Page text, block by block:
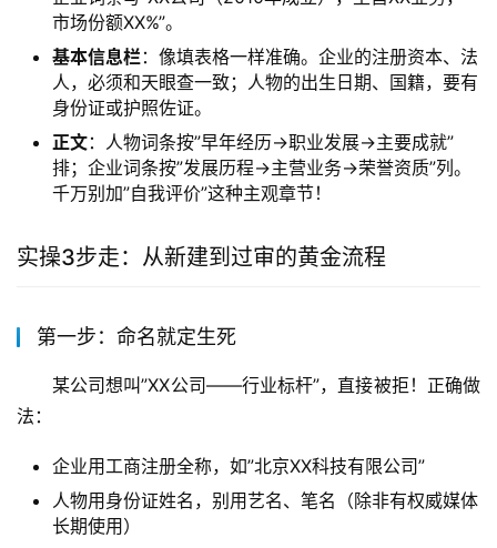
市场份额XX%”。
基本信息栏：像填表格一样准确。企业的注册资本、法
人，必须和天眼查一致；人物的出生日期、国籍，要有
身份证或护照佐证。
正文：人物词条按”早年经历→职业发展→主要成就”
排；企业词条按”发展历程→主营业务→荣誉资质”列。
千万别加”自我评价”这种主观章节！
实操3步走：从新建到过审的黄金流程
第一步：命名就定生死
某公司想叫”XX公司——行业标杆”，直接被拒！正确做
法：
企业用工商注册全称，如”北京XX科技有限公司”
人物用身份证姓名，别用艺名、笔名（除非有权威媒体
长期使用）